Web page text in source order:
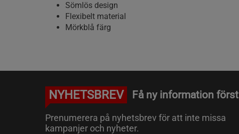
Sömlös design
Flexibelt material
Mörkblå färg
NYHETSBREV Få ny information
Prenumerera på nyhetsbrev för att inte missa
kampanjer och nyheter.